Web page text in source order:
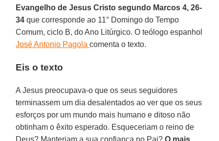
Evangelho de Jesus Cristo segundo Marcos 4, 26-
34 que corresponde ao 11° Domingo do Tempo
Comum, ciclo B, do Ano Litúrgico. O teólogo espanhol
José Antonio Pagolacomenta o texto.
Eis o texto
A Jesus preocupava-o que os seus seguidores
terminassem um dia desalentados ao ver que os seus
esforços por um mundo mais humano e ditoso não
obtinham o êxito esperado. Esqueceriam o reino de
Deus? Manteriam a sua confiança no Pai?O mais